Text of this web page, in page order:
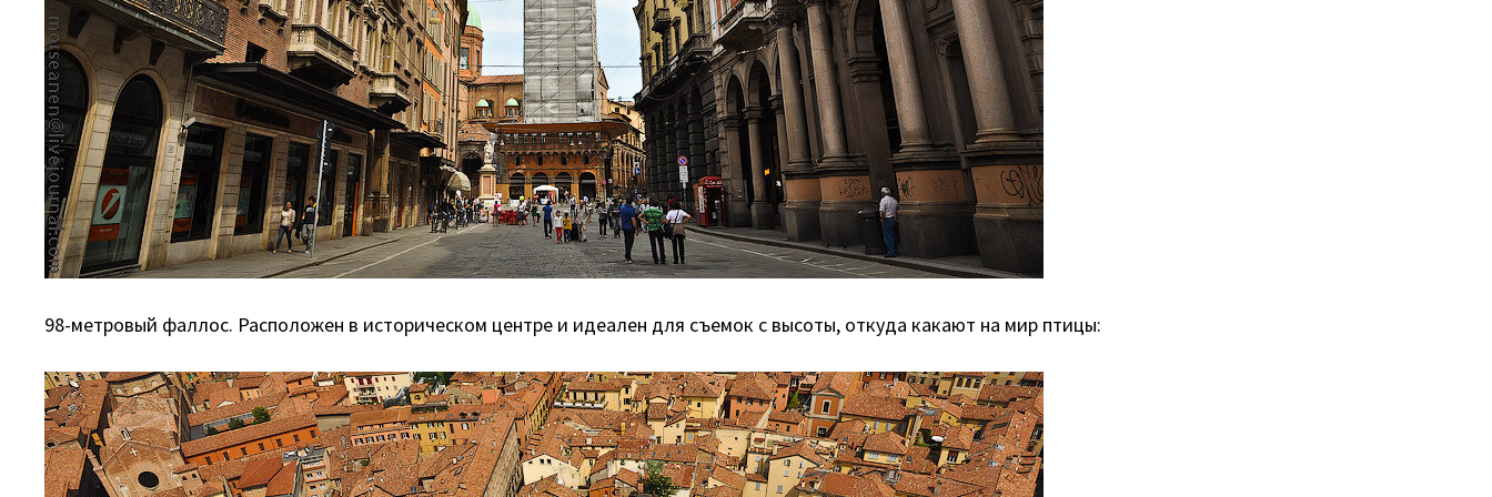
98-метровый фаллос. Расположен в историческом центре и идеален для съемок с высоты, откуда какают на мир птицы: